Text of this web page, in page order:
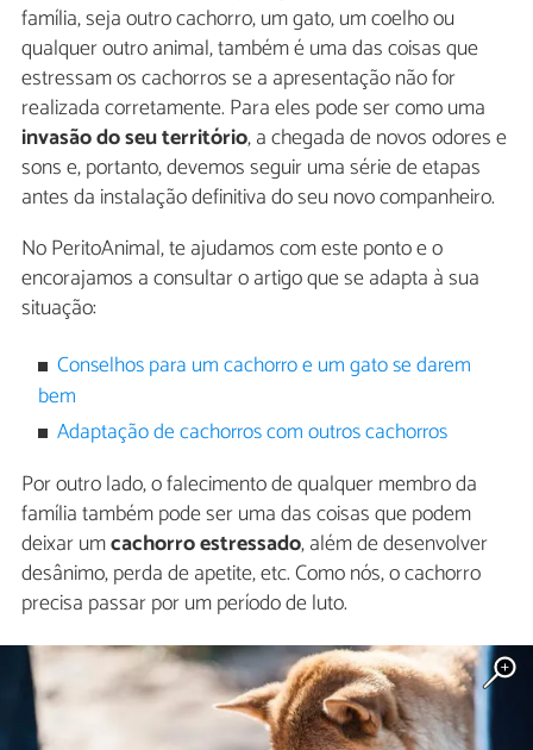
família, seja outro cachorro, um gato, um coelho ou
qualquer outro animal, também é uma das coisas que
estressam os cachorros se a apresentação não for
realizada corretamente. Para eles pode ser como uma
invasão do seu território, a chegada de novos odores e
sons e, portanto, devemos seguir uma série de etapas
antes da instalação definitiva do seu novo companheiro.
No PeritoAnimal, te ajudamos com este ponto e o
encorajamos a consultar o artigo que se adapta à sua
situação:
Conselhos para um cachorro e um gato se darem
bem
Adaptação de cachorros com outros cachorros
Por outro lado, o falecimento de qualquer membro da
família também pode ser uma das coisas que podem
deixar umcachorro estressado, além de desenvolver
desânimo, perda de apetite, etc. Como nós, o cachorro
precisa passar por um período de luto.